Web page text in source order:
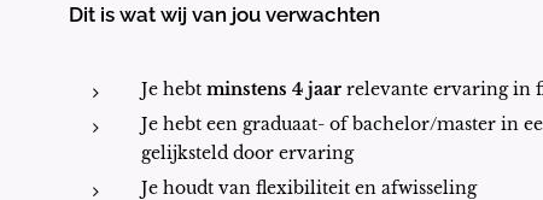
Dit is wat wij van jou verwachten
Je hebt minstens 4 jaar relevante ervaring in
Je hebt een graduaat- of bachelor/master in
gelijksteld door ervaring
Je houdt van flexibiliteit en afwisseling